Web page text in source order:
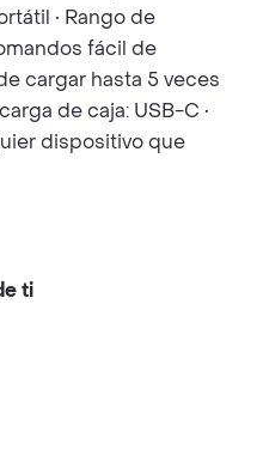
• Rango de
fácil de
cargar hasta 5 veces
de caja: USB-C •
dispositivo que
ti